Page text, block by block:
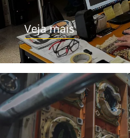
Veja mais